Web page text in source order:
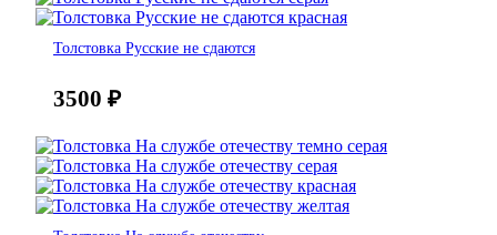
Толстовка Русские не сдаются
3500 ₽